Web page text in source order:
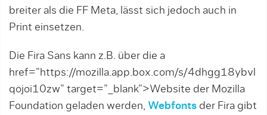
breiter als die FF Meta, lässt sich jedoch auch in
Print einsetzen.
Die Fira Sans kann z.B. über die a
href=”https://mozilla.app.box.com/s/4dhgg18ybvl
qojoi10zw” target=”_blank”>Website der Mozilla
Foundation geladen werden, Webfonts der Fira gibt